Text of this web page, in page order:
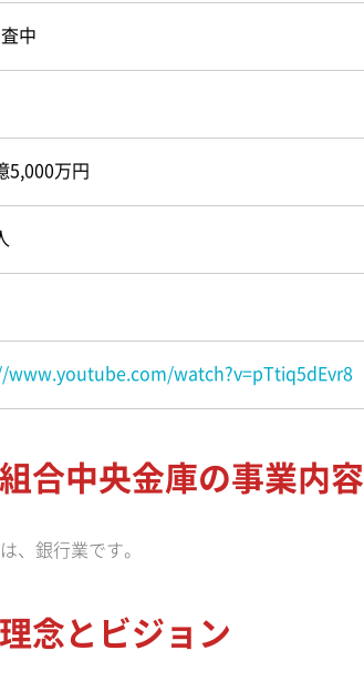
中
5,000万円
www.youtube.com/watch?v=pTtiq5dEvr8
合中央金庫の事業内容
、銀行業です。
念とビジョン